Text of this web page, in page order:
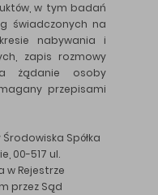
w tym badań
świadczonych na
nabywania i
zapis rozmowy
żądanie osoby
przepisami
Spółka
00-517 ul.
w Rejestrze
przez Sąd